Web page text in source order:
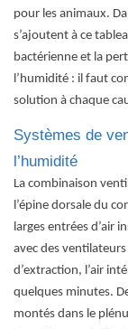
pour les animaux.
s’ajoutent à ce
bactérienne et la
l’humidité : il faut
solution à chaque
Systèmes de
l’humidité
La combinaison
l’épine dorsale du
larges entrées d’air
avec des
d’extraction, l’air
quelques minutes.
montés dans le